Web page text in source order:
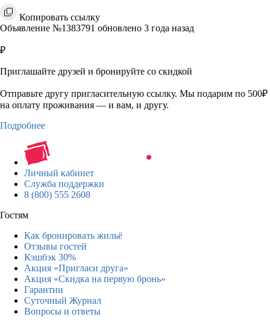
Копировать ссылку
Объявление №1383791 обновлено 3 года назад
₽
Приглашайте друзей и бронируйте со скидкой
Отправьте другу пригласительную ссылку. Мы подарим по 500₽
на оплату проживания — и вам, и другу.
Подробнее
Личный кабинет
Служба поддержки
8 (800) 555 2608
Гостям
Как бронировать жильё
Отзывы гостей
Кэшбэк 30%
Акция «Пригласи друга»
Акция «Скидка на первую бронь»
Гарантии
Суточный Журнал
Вопросы и ответы